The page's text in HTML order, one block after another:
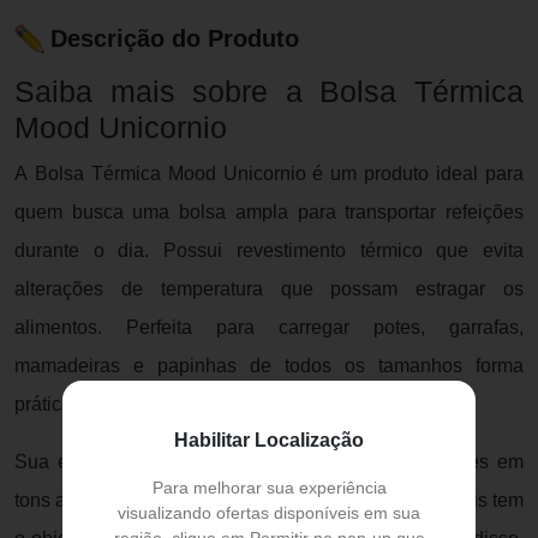
Habilitar Localização
Para melhorar sua experiência
visualizando ofertas disponíveis em sua
Descrição do Produto
Saiba mais sobre a Bolsa Térmica
Mood Unicornio
A Bolsa Térmica Mood Unicornio é um produto ideal para
quem busca uma bolsa ampla para transportar refeições
durante o dia. Possui revestimento térmico que evita
alterações de temperatura que possam estragar os
alimentos. Perfeita para carregar potes, garrafas,
mamadeiras e papinhas de todos os tamanhos forma
prática.
Sua estampa de unicórnios em branco com detalhes em
tons azul e fundo escrito com trechos de livros e jornais tem